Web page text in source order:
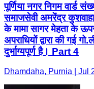
पूर्णिया नगर निगम वार्ड
समाजसेवी अमरेंद्र
के मामा सागर मेहता के
अपराधियों द्वारा की गई
दुर्भाग्यपूर्ण है। Part 4
Dhamdaha, Purnia | Jul